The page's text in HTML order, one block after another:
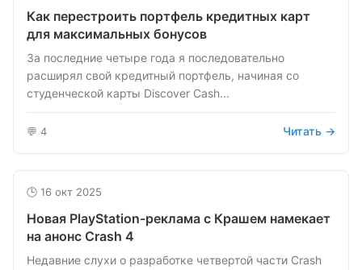
Как перестроить портфель кредитных карт
для максимальных бонусов
За последние четыре года я последовательно
расширял свой кредитный портфель, начиная со
студенческой карты Discover Cash...
💬 4 Читать →
🕒 16 окт 2025
Новая PlayStation-реклама с Крашем намекает
на анонс Crash 4
Недавние слухи о разработке четвертой части Crash